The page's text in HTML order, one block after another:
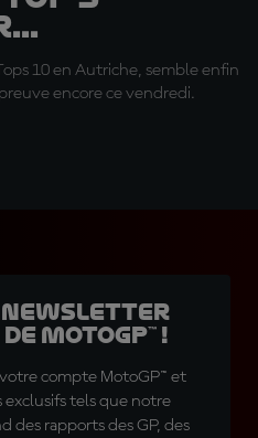
10 en Autriche, semble enfin
encore ce vendredi.
Newsletter
MotoGP™ !
compte MotoGP™ et
tels que notre
des rapports des GP, des